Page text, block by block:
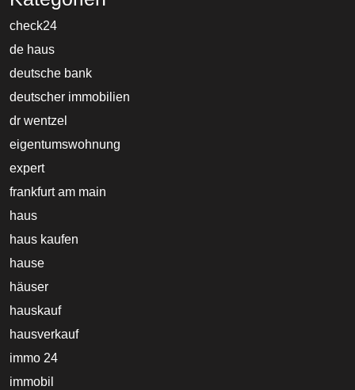
check24
de haus
deutsche bank
deutscher immobilien
dr wentzel
eigentumswohnung
expert
frankfurt am main
haus
haus kaufen
hause
häuser
hauskauf
hausverkauf
immo 24
immobil